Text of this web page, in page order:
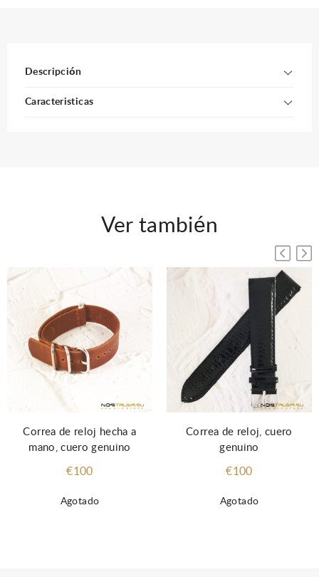
Descripción
Caracteristicas
Ver también
Agotado
Correa de reloj hecha a
mano, cuero genuino
€100
Agotado
Correa de reloj, cuero
genuino
€100